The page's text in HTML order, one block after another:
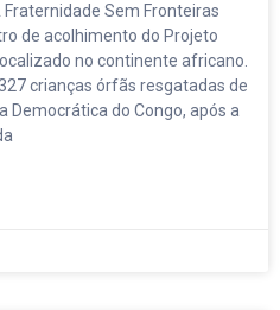
Sem Fronteiras
de acolhimento do Projeto
no continente africano.
crianças órfãs resgatadas de
Democrática do Congo, após a